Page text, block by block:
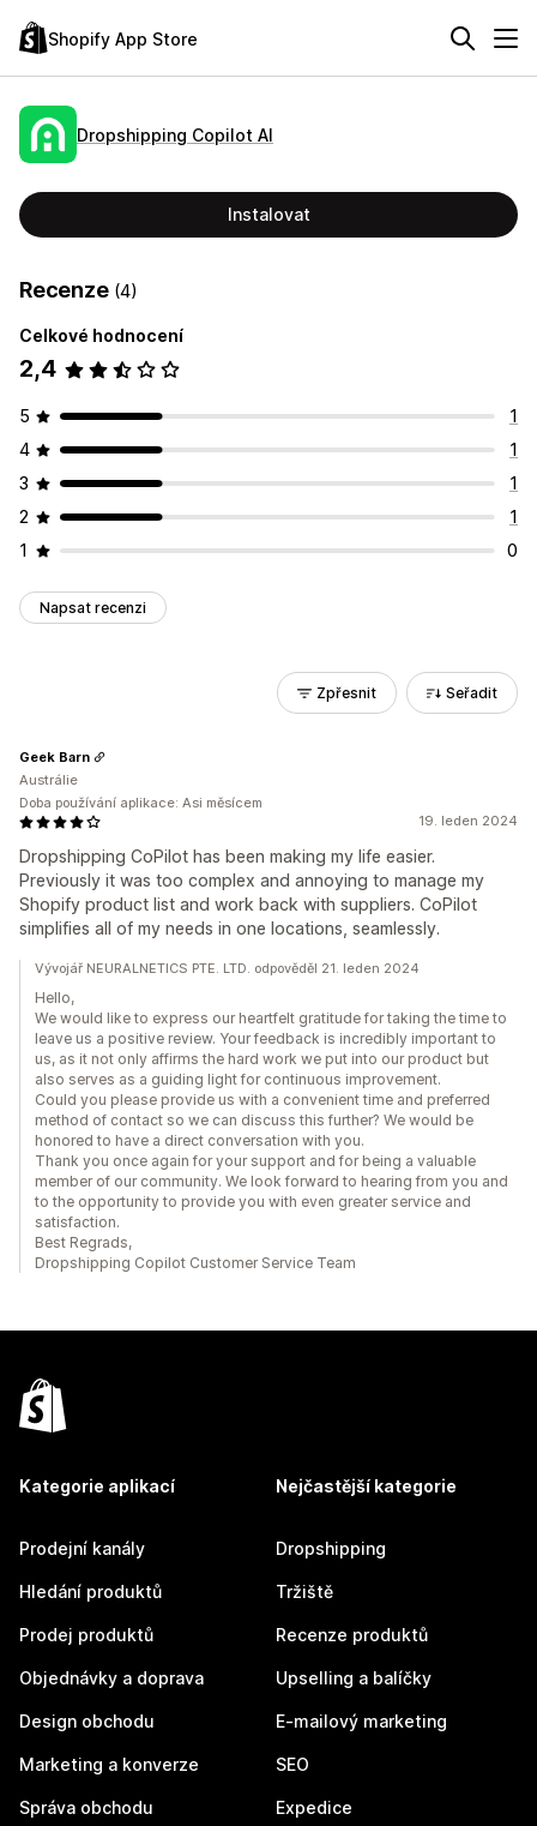
Shopify App Store
Dropshipping Copilot AI
Instalovat
Recenze (4)
Celkové hodnocení
2,4
5
1
4
1
3
1
2
1
1
0
Napsat recenzi
Zpřesnit Seřadit
19. leden 2024
Dropshipping CoPilot has been making my life easier.
Previously it was too complex and annoying to manage my
Shopify product list and work back with suppliers. CoPilot
simplifies all of my needs in one locations, seamlessly.
Geek Barn
Austrálie
Doba používání aplikace: Asi měsícem
Vývojář NEURALNETICS PTE. LTD. odpověděl 21. leden 2024
Hello,
We would like to express our heartfelt gratitude for taking the time to
leave us a positive review. Your feedback is incredibly important to
us, as it not only affirms the hard work we put into our product but
also serves as a guiding light for continuous improvement.
Could you please provide us with a convenient time and preferred
method of contact so we can discuss this further? We would be
honored to have a direct conversation with you.
Thank you once again for your support and for being a valuable
member of our community. We look forward to hearing from you and
to the opportunity to provide you with even greater service and
satisfaction.
Best Regrads,
Dropshipping Copilot Customer Service Team
Kategorie aplikací
Prodejní kanály
Hledání produktů
Prodej produktů
Objednávky a doprava
Design obchodu
Marketing a konverze
Správa obchodu
Nejčastější kategorie
Dropshipping
Tržiště
Recenze produktů
Upselling a balíčky
E-mailový marketing
SEO
Expedice